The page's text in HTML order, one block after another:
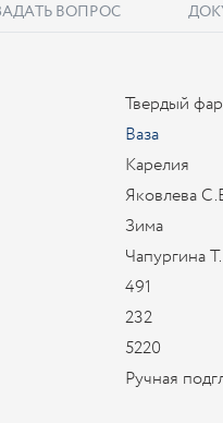
ВОПРОС
Твердый
Ваза
Карелия
Яковлева
Зима
Чапургина
491
232
5220
Ручная